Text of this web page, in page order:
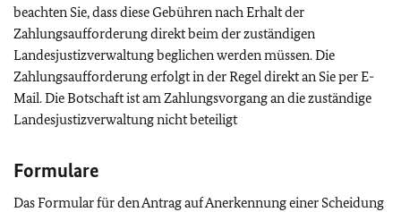
beachten Sie, dass diese Gebühren nach Erhalt der
Zahlungsaufforderung direkt beim der zuständigen
Landesjustizverwaltung beglichen werden müssen. Die
Zahlungsaufforderung erfolgt in der Regel direkt an Sie per E-
Mail. Die Botschaft ist am Zahlungsvorgang an die zuständige
Landesjustizverwaltung nicht beteiligt
Formulare
Das Formular für den Antrag auf Anerkennung einer Scheidung